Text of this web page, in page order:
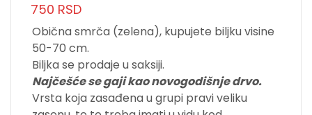
750 RSD
Obična smrča (zelena), kupujete biljku visine
50-70 cm.
Biljka se prodaje u saksiji.
Najčešće se gaji kao novogodišnje drvo.
Vrsta koja zasađena u grupi pravi veliku